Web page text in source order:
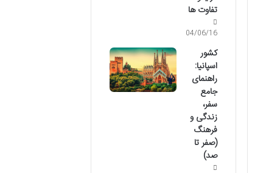
تفاوت ها
04/06/16
کشور
اسپانیا:
راهنمای
جامع
سفر،
زندگی و
فرهنگ
(صفر تا
صد)